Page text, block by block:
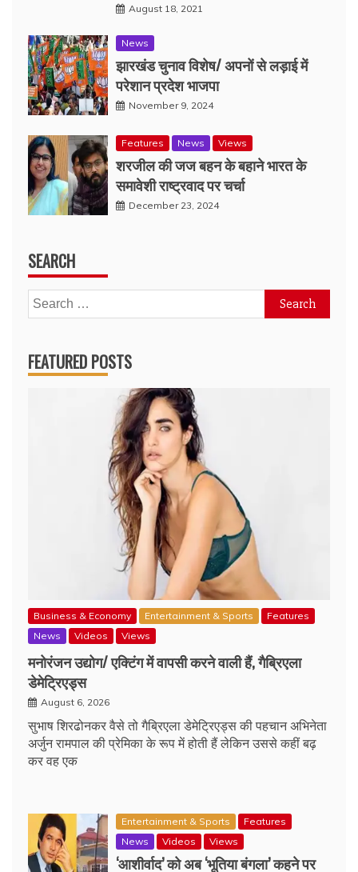
August 18, 2021
News
झारखंड चुनाव विशेष/ अपनों से लड़ाई में
परेशान प्रदेश भाजपा
November 9, 2024
Features News Views
शरजील की जज बहन के बहाने भारत के
समावेशी राष्ट्रवाद पर चर्चा
December 23, 2024
SEARCH
Search
for:
FEATURED POSTS
Business & Economy Entertainment & Sports
Features
News
Videos Views
मनोरंजन उद्योग/ एक्टिंग में वापसी करने वाली हैं, गैब्रिएला
डेमेट्रिएड्स
August 6, 2026
सुभाष शिरढोनकर वैसे तो गैब्रिएला डेमेट्रिएड्स की पहचान अभिनेता
अर्जुन रामपाल की प्रेमिका के रूप में होती हैं लेकिन उससे कहीं बढ़
कर वह एक
Entertainment & Sports
Features
News
Videos Views
‘आशीर्वाद’ को अब ‘भूतिया बंगला’ कहने पर